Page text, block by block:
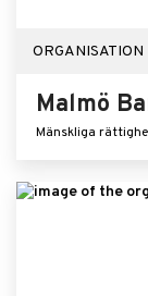
ORGANISATION
Malmö
Mänskliga